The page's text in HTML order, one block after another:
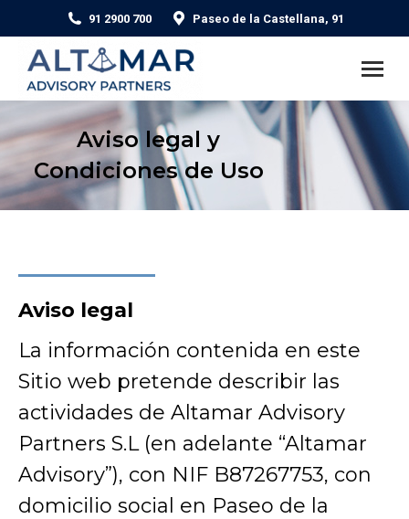
91 2900 700 Paseo de la Castellana, 91
Aviso legal y
Condiciones de Uso
Aviso legal
La información contenida en este
Sitio web pretende describir las
actividades de Altamar Advisory
Partners S.L (en adelante “Altamar
Advisory”), con NIF B87267753, con
domicilio social en Paseo de la